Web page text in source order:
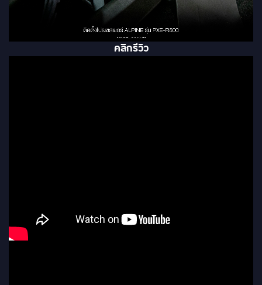
คลิกรีวิว